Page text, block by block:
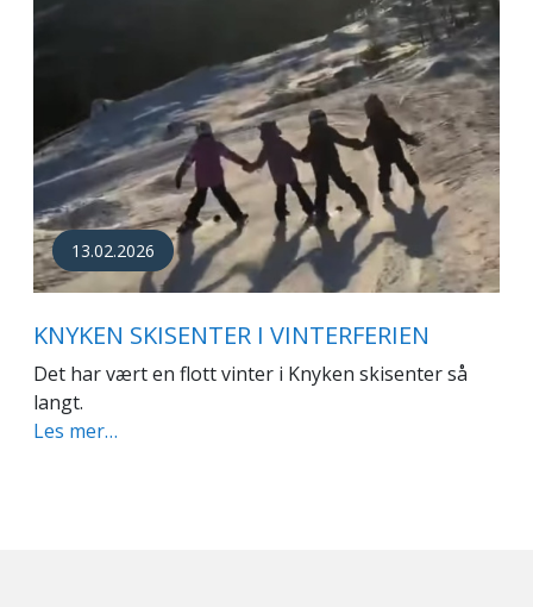
13.02.2026
KNYKEN SKISENTER I VINTERFERIEN
Det har vært en flott vinter i Knyken skisenter så
langt.
Les mer…